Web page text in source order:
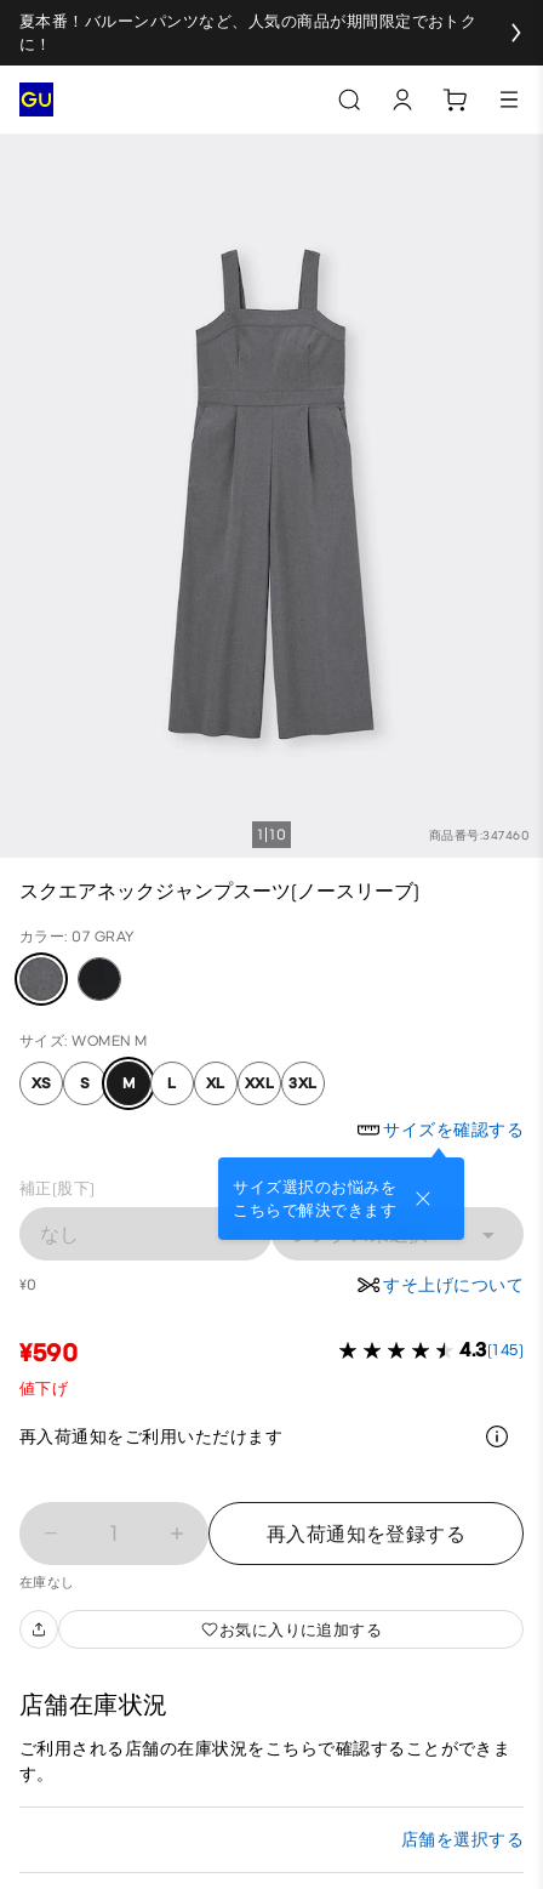
夏本番！バルーンパンツなど、人気の商品が期間限定でおトク
に！
商品番号:347460
1 10
スクエアネックジャンプスーツ(ノースリーブ)
カラー: 07 GRAY
サイズ: WOMEN M
XS S M L XL XXL 3XL
サイズを確認する
サイズ選択のお悩みを
こちらで解決できます
補正(股下)
なし レングス未選択
¥0 すそ上げについて
¥590 4.3(145)
値下げ
再入荷通知をご利用いただけます
1 再入荷通知を登録する
在庫なし
お気に入りに追加する
店舗在庫状況
ご利用される店舗の在庫状況をこちらで確認することができま
す。
店舗を選択する